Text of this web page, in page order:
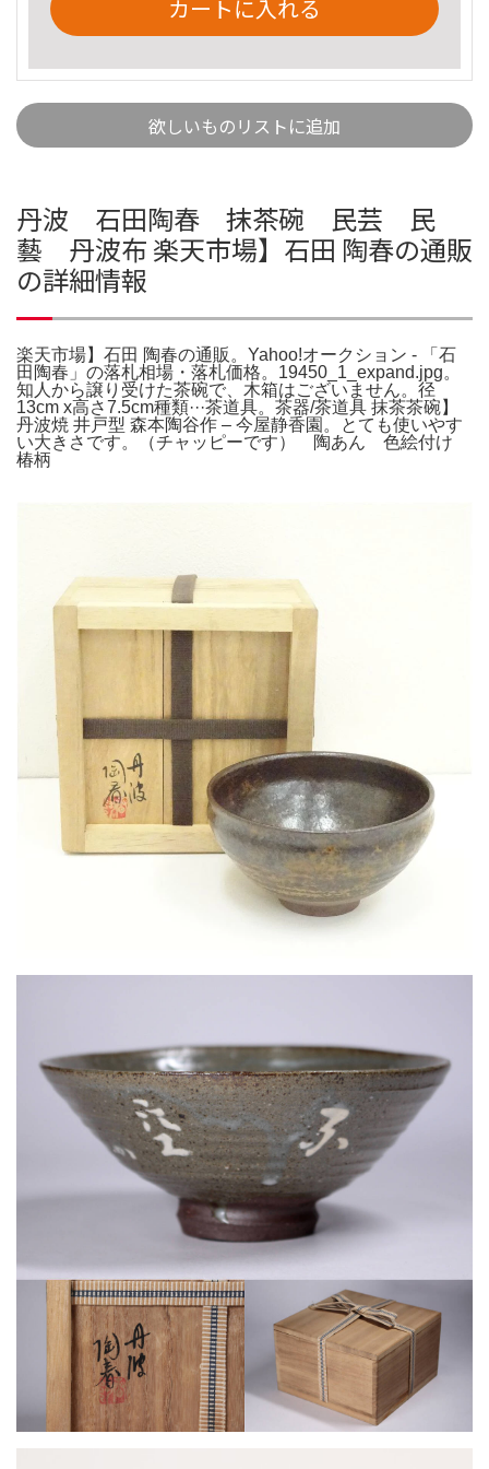
カートに入れる
欲しいものリストに追加
丹波 石田陶春 抹茶碗 民芸 民
藝 丹波布 楽天市場】石田 陶春の通販
の詳細情報
楽天市場】石田 陶春の通販。Yahoo!オークション - 「石
田陶春」の落札相場・落札価格。19450_1_expand.jpg。
知人から譲り受けた茶碗で、木箱はございません。径
13cm x高さ7.5cm種類···茶道具。茶器/茶道具 抹茶茶碗】
丹波焼 井戸型 森本陶谷作 – 今屋静香園。とても使いやす
い大きさです。（チャッピーです） 陶あん 色絵付け
椿柄